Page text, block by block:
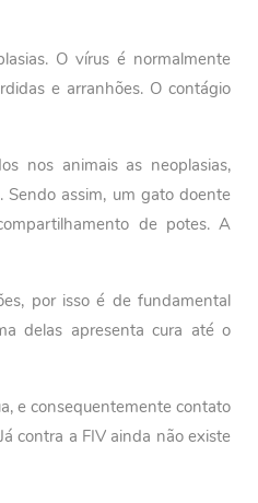
O vírus é normalmente
e arranhões. O contágio
nos animais as neoplasias,
Sendo assim, um gato doente
de potes. A
por isso é de fundamental
delas apresenta cura até o
e consequentemente contato
contra a FIV ainda não existe